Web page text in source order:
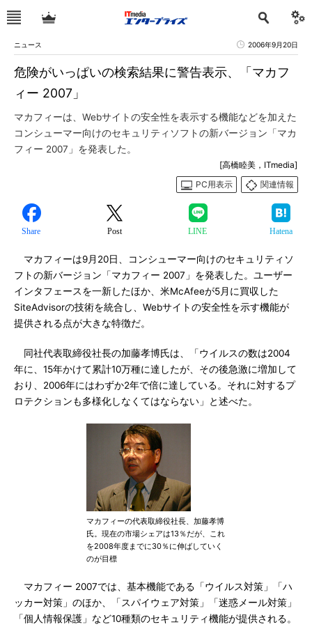
ニュース 2006年9月20日
危険がいっぱいの検索結果に警告表示、「マカフ
ィー 2007」
マカフィーは、Webサイトの安全性を表示する機能などを加えた
コンシューマー向けのセキュリティソフトの新バージョン「マカ
フィー 2007」を発表した。
[高橋睦美，ITmedia]
PC用表示
関連情報
Share Post LINE Hatena
マカフィーは9月20日、コンシューマー向けのセキュリティソ
フトの新バージョン「マカフィー 2007」を発表した。ユーザー
インタフェースを一新したほか、米McAfeeが5月に買収した
SiteAdvisorの技術を統合し、Webサイトの安全性を示す機能が
提供される点が大きな特徴だ。
同社代表取締役社長の加藤孝博氏は、「ウイルスの数は2004
年に、15年かけて累計10万種に達したが、その後急激に増加して
おり、2006年にはわずか2年で倍に達している。それに対するプ
ロテクションも多様化しなくてはならない」と述べた。
マカフィーの代表取締役社長、加藤孝博
氏。現在の市場シェアは13％だが、これ
を2008年度までに30％に伸ばしていく
のが目標
マカフィー 2007では、基本機能である「ウイルス対策」「ハ
ッカー対策」のほか、「スパイウェア対策」「迷惑メール対策」
「個人情報保護」など10種類のセキュリティ機能が提供される。